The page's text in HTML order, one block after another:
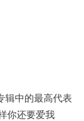
辑中的最高代表
你还要爱我